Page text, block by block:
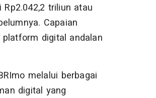
triliun atau
Capaian
digital andalan
melalui berbagai
digital yang